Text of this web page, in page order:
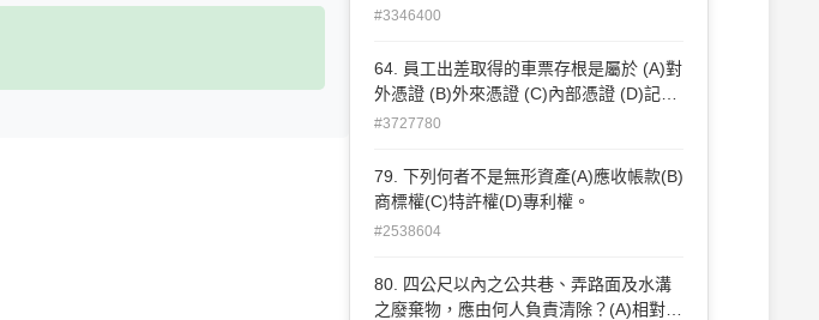
憑證 。
#3346400
64. 員工出差取得的車票存根是屬於 (A)對
外憑證 (B)外來憑證 (C)內部憑證 (D)記帳
憑證 。
#3727780
79. 下列何者不是無形資產(A)應收帳款(B)
商標權(C)特許權(D)專利權。
#2538604
80. 四公尺以內之公共巷、弄路面及水溝
之廢棄物，應由何人負責清除？(A)相對戶